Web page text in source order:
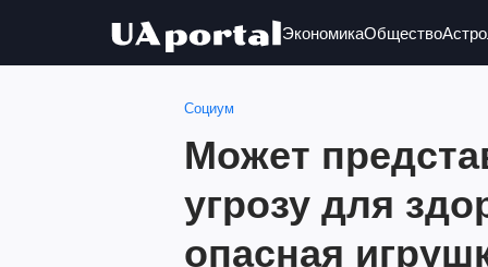
ЭкономикаОбщество
Социум
Может
угрозу для
опасная